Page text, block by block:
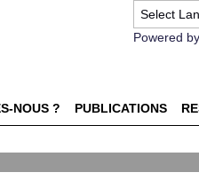
Powered by
NOUS ? PUBLICATIONS